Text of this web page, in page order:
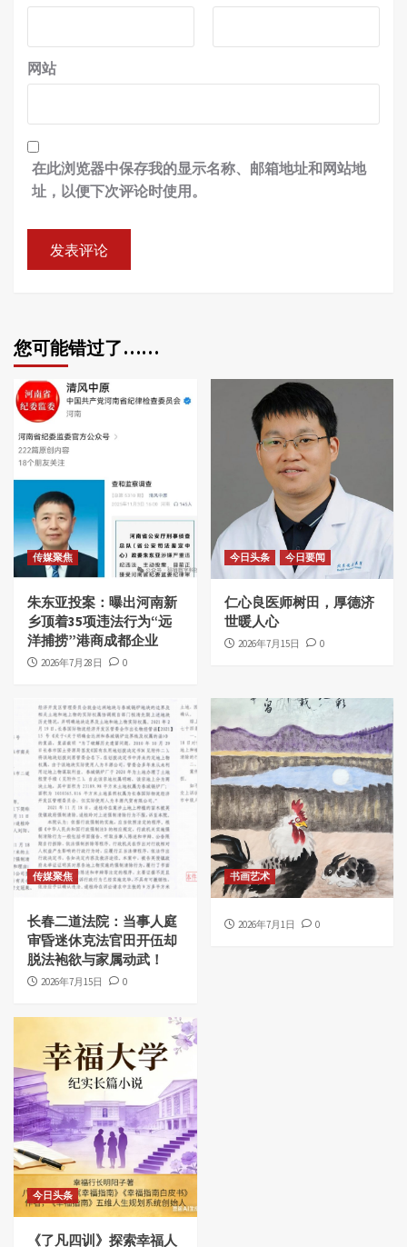
网站
在此浏览器中保存我的显示名称、邮箱地址和网站地
址，以便下次评论时使用。
您可能错过了……
传媒聚焦
朱东亚投案：曝出河南新
乡顶着35项违法行为“远
洋捕捞”港商成都企业
2026年7月28日 0
今日头条 今日要闻
仁心良医师树田，厚德济
世暖人心
2026年7月15日 0
传媒聚焦
长春二道法院：当事人庭
审昏迷休克法官田开伍却
脱法袍欲与家属动武！
2026年7月15日 0
书画艺术
2026年7月1日 0
今日头条
《了凡四训》探索幸福人